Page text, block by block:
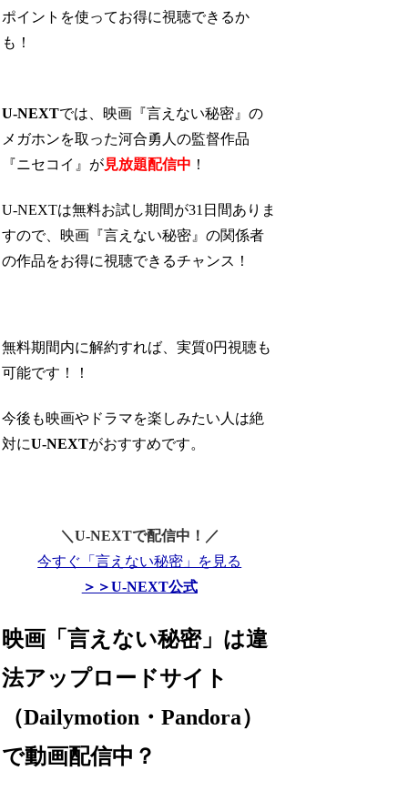
ポイントを使ってお得に視聴できるか
も！
U-NEXTでは、映画『言えない秘密』の
メガホンを取った河合勇人の監督作品
『ニセコイ』が見放題配信中 ！
U-NEXTは無料お試し期間が31日間ありま
すので、映画『言えない秘密』の関係者
の作品をお得に視聴できるチャンス！
無料期間内に解約すれば、実質0円視聴も
可能です！！
今後も映画やドラマを楽しみたい人は絶
対にU-NEXTがおすすめです。
＼U-NEXTで配信中！／
今すぐ「言えない秘密」を見る
＞＞U-NEXT公式
映画「言えない秘密」は違
法アップロードサイト
（Dailymotion・Pandora）
で動画配信中？